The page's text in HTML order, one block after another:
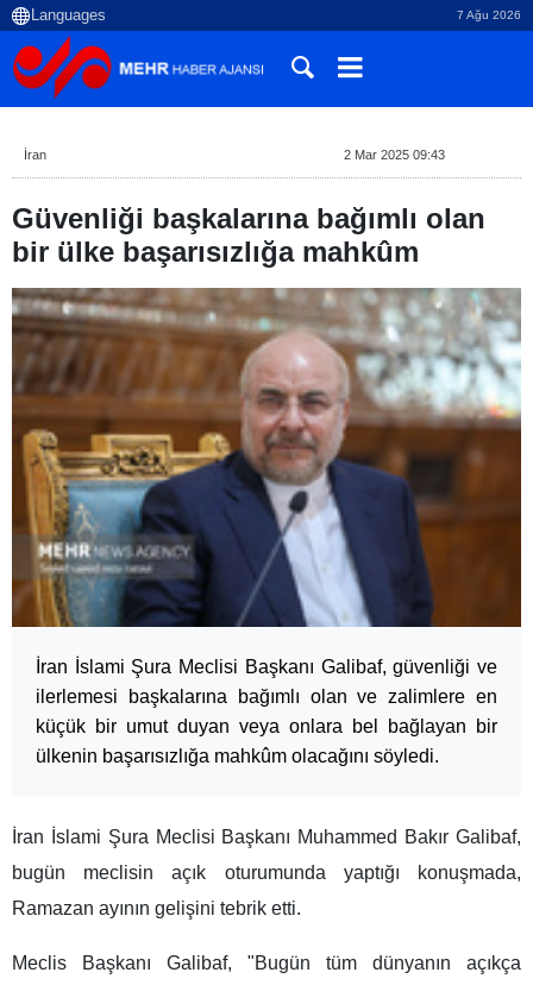
7 Ağu 2026
İran 2 Mar 2025 09:43
Güvenliği başkalarına bağımlı olan
bir ülke başarısızlığa mahkûm
İran İslami Şura Meclisi Başkanı Galibaf, güvenliği ve
ilerlemesi başkalarına bağımlı olan ve zalimlere en
küçük bir umut duyan veya onlara bel bağlayan bir
ülkenin başarısızlığa mahkûm olacağını söyledi.
İran İslami Şura Meclisi Başkanı Muhammed Bakır Galibaf,
bugün meclisin açık oturumunda yaptığı konuşmada,
Ramazan ayının gelişini tebrik etti.
Meclis Başkanı Galibaf, "Bugün tüm dünyanın açıkça